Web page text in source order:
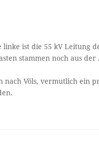
ist die 55 kV Leitung
stammen noch aus
nach Völs, vermutlich ein